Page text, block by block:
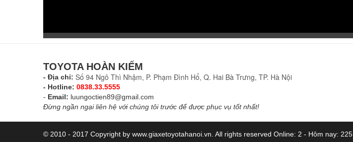
TOYOTA HOÀN KIẾM
- Địa chỉ: Số 94 Ngô Thì Nhậm, P. Phạm Đình Hổ, Q. Hai Bà Trưng, TP. Hà Nội
- Hotline: 0838.33.5555
- Email: luungoctien89@gmail.com
Đừng ngần ngại liên hệ với chúng tôi trước để được phục vụ tốt nhất!
© 2010 - 2017 Copyright by www.giaxetoyotahanoi.vn. All rights reserved Online: 2 - Hôm nay: 225